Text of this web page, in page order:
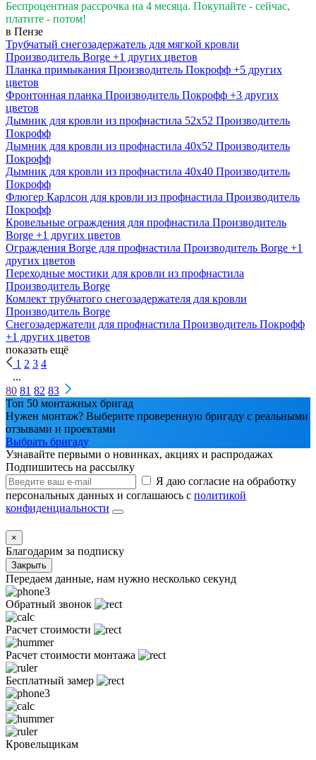
Беспроцентная рассрочка на 4 месяца. Покупайте - сейчас,
платите - потом!
в Пензе
Трубчатый снегозадержатель для мягкой кровли
Производитель Borge +1 других цветов
Планка примыкания Производитель Покрофф +5 других
цветов
Фронтонная планка Производитель Покрофф +3 других
цветов
Дымник для кровли из профнастила 52х52 Производитель
Покрофф
Дымник для кровли из профнастила 40х52 Производитель
Покрофф
Дымник для кровли из профнастила 40х40 Производитель
Покрофф
Флюгер Карлсон для кровли из профнастила Производитель
Покрофф
Кровельные ограждения для профнастила Производитель
Borge +1 других цветов
Ограждения Borge для профнастила Производитель Borge +1
других цветов
Переходные мостики для кровли из профнастила
Производитель Borge
Комлект трубчатого снегозадержателя для кровли
Производитель Borge
Снегозадержатели для профнастила Производитель Покрофф
+1 других цветов
показать ещё
1 2 3 4
...
80 81 82 83
Топ 50 монтажных бригад
Нужен монтаж? Выберите проверенную бригаду с реальными
отзывами и проектами
Выбрать бригаду
Узнавайте первыми о новинках, акциях и распродажах
Подпишитесь на рассылку
Я даю согласие на обработку
персональных данных и соглашаюсь с политикой
конфиденциальности
×
Благодарим за подписку
Закрыть
Передаем данные, нам нужно несколько секунд
Обратный звонок
Расчет стоимости
Расчет стоимости монтажа
Бесплатный замер
Кровельщикам